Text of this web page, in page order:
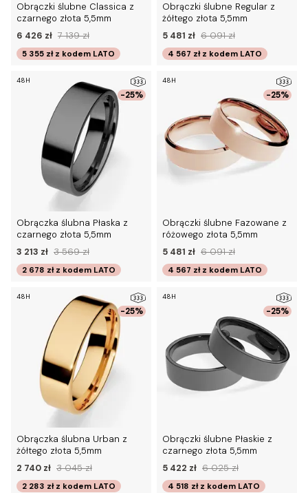
Obrączki ślubne Classica z
czarnego złota 5,5mm
6 426 zł 7 139 zł
5 355 zł z kodem LATO
Obrączki ślubne Regular z
żółtego złota 5,5mm
5 481 zł 6 091 zł
4 567 zł z kodem LATO
-25%
48H
Obrączka ślubna Płaska z
czarnego złota 5,5mm
3 213 zł 3 569 zł
2 678 zł z kodem LATO
-25%
48H
Obrączki ślubne Fazowane z
różowego złota 5,5mm
5 481 zł 6 091 zł
4 567 zł z kodem LATO
-25%
48H
Obrączka ślubna Urban z
żółtego złota 5,5mm
2 740 zł 3 045 zł
2 283 zł z kodem LATO
-25%
48H
Obrączki ślubne Płaskie z
czarnego złota 5,5mm
5 422 zł 6 025 zł
4 518 zł z kodem LATO